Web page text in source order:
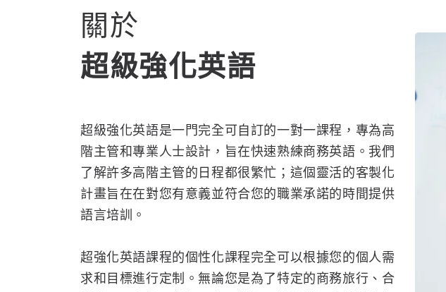
關於
超級強化英語
超級強化英語是一門完全可自訂的一對一課程，專為高
階主管和專業人士設計，旨在快速熟練商務英語。我們
了解許多高階主管的日程都很繁忙；這個靈活的客製化
計畫旨在在對您有意義並符合您的職業承諾的時間提供
語言培訓。
超強化英語課程的個性化課程完全可以根據您的個人需
求和目標進行定制。無論您是為了特定的商務旅行、合